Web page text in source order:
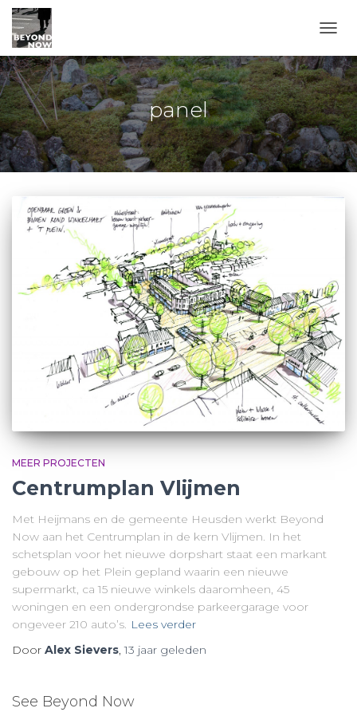
panel
MEER PROJECTEN
Centrumplan Vlijmen
Met Heijmans en de gemeente Heusden werkt Beyond
Now aan het Centrumplan in de kern Vlijmen. In het
schetsplan voor het nieuwe dorpshart staat een markant
gebouw op het Plein gepland waarin een nieuwe
supermarkt, ca 15 nieuwe winkels daaromheen, 45
woningen en een ondergrondse parkeergarage voor
ongeveer 210 auto’s. Lees verder
Door Alex Sievers,13 jaar geleden
See Beyond Now